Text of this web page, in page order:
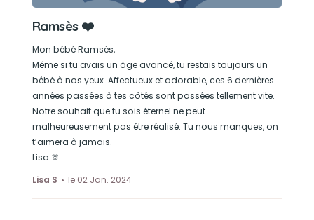
Ramsès ❤️
Mon bébé Ramsès,
Même si tu avais un âge avancé, tu restais toujours un
bébé à nos yeux. Affectueux et adorable, ces 6 dernières
années passées à tes côtés sont passées tellement vite.
Notre souhait que tu sois éternel ne peut
malheureusement pas être réalisé. Tu nous manques, on
t’aimera à jamais.
Lisa 🫶
Lisa S
le 02 Jan. 2024